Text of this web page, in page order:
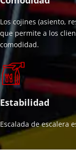
Los cojines (asiento,
que permite a los
comodidad.
Estabilidad
Escalada de escalera